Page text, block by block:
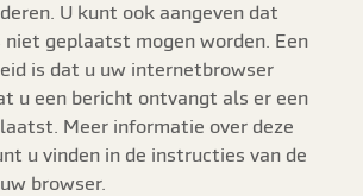
U kunt ook aangeven dat
niet geplaatst mogen worden. Een
is dat u uw internetbrowser
u een bericht ontvangt als er een
Meer informatie over deze
u vinden in de instructies van de
browser.